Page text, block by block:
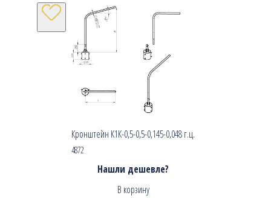
Кронштейн К1К-0,5-0,5-0,145-0,048 г.ц.
4872
Нашли дешевле?
В корзину